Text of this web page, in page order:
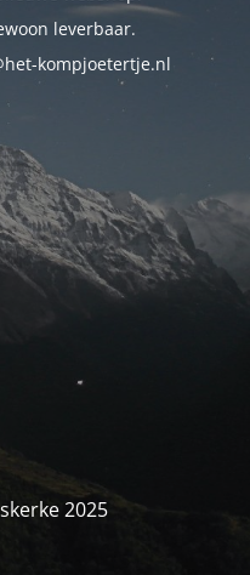
leverbaar.
kompjoetertje.nl
2025